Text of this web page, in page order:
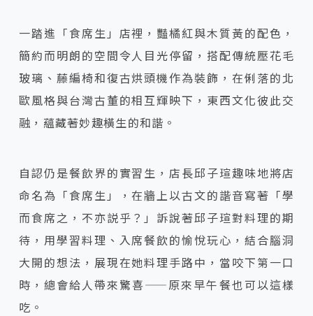
一踏進「食席生」店裡，豔橘紅與木質黃的配色，
簡約而明朗的空間令人目光停留，搭配傳統壓花毛
玻璃、藤編椅和復古烘頭機作為裝飾，在俐落的北
歐風格與台灣古董的相互輝映下，東西文化彼此交
融，蘊藏著妙趣橫生的和諧。
自認仍是餐飲界的實習生，店長邱子瑄趣味地將店
命名為「食席生」，在牆上以古文的諧音寫著「學
而食席之，不亦説乎？」訴說著邱子瑄對料理的期
待，用學習料理、入席餐飲的愉悅玩心，結合腦洞
大開的想法，展現在她料理手路中，當咬下第一口
時，總會給人帶來驚喜——原來早午餐也可以這樣
吃。